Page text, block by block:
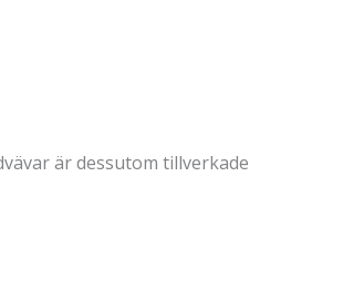
är dessutom tillverkade